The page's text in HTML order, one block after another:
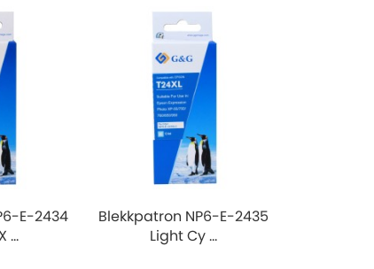
E-2434
...
Blekkpatron NP6-E-2435
Light Cy ...